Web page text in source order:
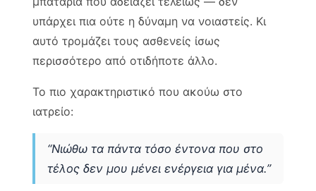
υπάρχει πια ούτε η δύναμη να νοιαστείς. Κι
αυτό τρομάζει τους ασθενείς ίσως
περισσότερο από οτιδήποτε άλλο.
Το πιο χαρακτηριστικό που ακούω στο
ιατρείο:
“Νιώθω τα πάντα τόσο έντονα που στο
τέλος δεν μου μένει ενέργεια για μένα.”